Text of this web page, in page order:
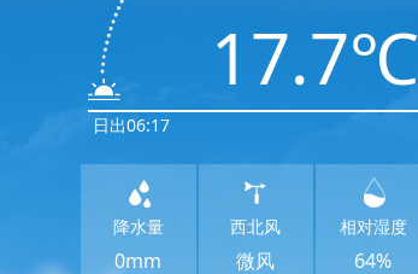
日出06:17
17.7℃
降水量
0mm
西北风
微风
相对湿度
64%